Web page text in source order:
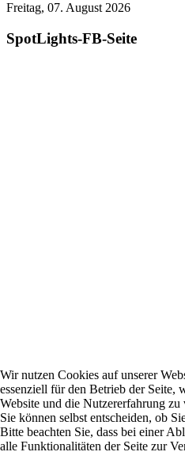
Freitag, 07. August 2026
SpotLights-FB-Seite
Wir nutzen Cookies auf unserer
essenziell für den Betrieb der Seite,
Website und die Nutzererfahrung
Sie können selbst entscheiden, ob
Bitte beachten Sie, dass bei einer
alle Funktionalitäten der Seite zur